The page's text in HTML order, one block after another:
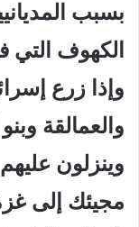
بسبب
الكهوف التي
وإذا زرع
والعمالقة
وينزلون
مجيئك إلى